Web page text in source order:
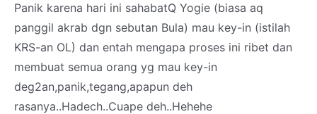
Panik karena hari ini sahabatQ Yogie (biasa aq
panggil akrab dgn sebutan Bula) mau key-in (istilah
KRS-an OL) dan entah mengapa proses ini ribet dan
membuat semua orang yg mau key-in
deg2an,panik,tegang,apapun deh
rasanya..Hadech..Cuape deh..Hehehe